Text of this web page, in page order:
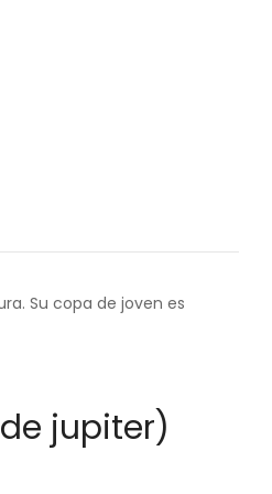
Su copa de joven es
jupiter)